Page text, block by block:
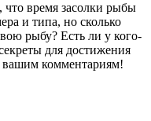
что время засолки рыбы
и типа, но сколько
рыбу? Есть ли у кого-
для достижения
вашим комментариям!